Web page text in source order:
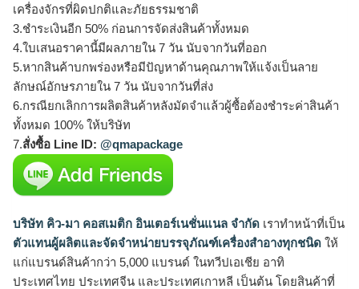
เครื่องจักรที่ผิดปกติและภัยธรรมชาติ
3.ชำระเงินอีก 50% ก่อนการจัดส่งสินค้าทั้งหมด
4.ใบเสนอราคานี้มีผลภายใน 7 วัน นับจากวันที่ออก
5.หากสินค้าบกพร่องหรือมีปัญหาด้านคุณภาพให้แจ้งเป็นลาย
ลักษณ์อักษรภายใน 7 วัน นับจากวันที่ส่ง
6.กรณียกเลิกการผลิตสินค้าหลังมัดจำแล้วผู้ซื้อต้องชำระค่าสินค้า
ทั้งหมด 100% ให้บริษัท
7.สั่งซื้อ Line ID: @qmapackage
บริษัท คิว-มา คอสเมติก อินเตอร์เนชั่นแนล จำกัด เราทำหน้าที่เป็น
ตัวแทนผู้ผลิตและจัดจำหน่ายบรรจุภัณฑ์เครื่องสำอางทุกชนิด ให้
แก่แบรนด์สินค้ากว่า 5,000 แบรนด์ ในทวีปเอเชีย อาทิ
ประเทศไทย ประเทศจีน และประเทศเกาหลี เป็นต้น โดยสินค้าที่